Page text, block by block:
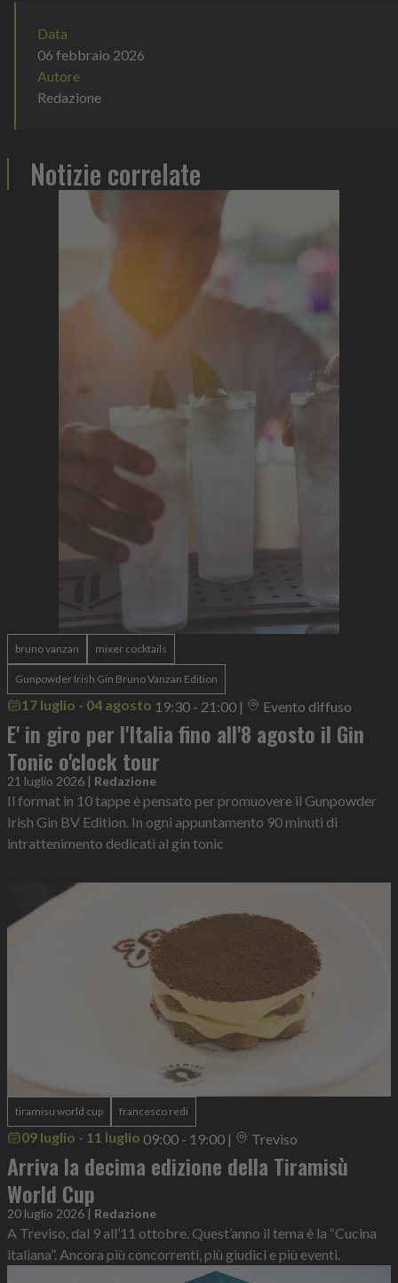
Data
06 febbraio 2026
Autore
Redazione
Notizie correlate
bruno vanzan mixer cocktails
Gunpowder Irish Gin Bruno Vanzan Edition
17 luglio - 04 agosto 19:30 - 21:00 | Evento diffuso
E' in giro per l'Italia fino all'8 agosto il Gin
Tonic o'clock tour
21 luglio 2026 | Redazione
Il format in 10 tappe è pensato per promuovere il Gunpowder
Irish Gin BV Edition. In ogni appuntamento 90 minuti di
intrattenimento dedicati al gin tonic
tiramisu world cup francesco redi
09 luglio - 11 luglio 09:00 - 19:00 | Treviso
Arriva la decima edizione della Tiramisù
World Cup
20 luglio 2026 | Redazione
A Treviso, dal 9 all’11 ottobre. Quest’anno il tema è la “Cucina
italiana”. Ancora più concorrenti, più giudici e più eventi.